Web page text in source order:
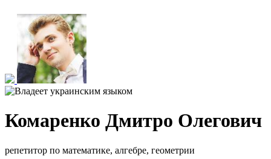
Комаренко Дмитро Олегович
репетитор по математике, алгебре, геометрии